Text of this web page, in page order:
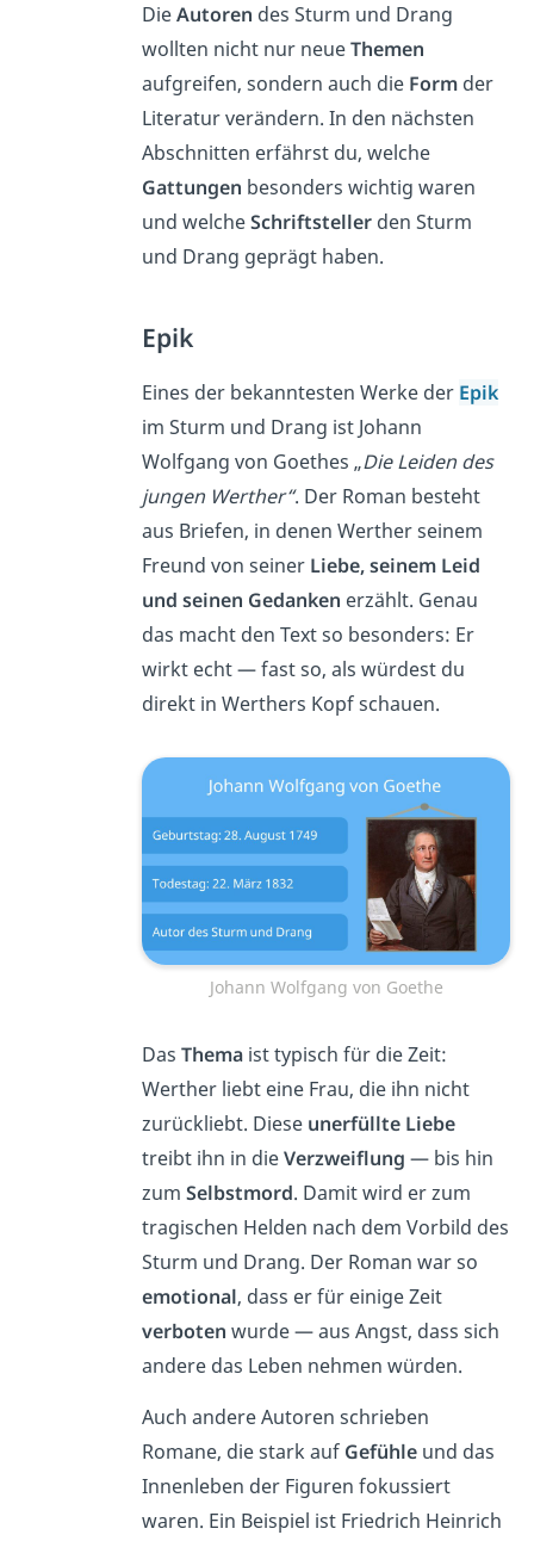
DieAutoren des Sturm und Drang
wollten nicht nur neueThemen
aufgreifen, sondern auch die Form der
Literatur verändern. In den nächsten
Abschnitten erfährst du, welche
Gattungen besonders wichtig waren
und welcheSchriftsteller den Sturm
und Drang geprägt haben.
Epik
Eines der bekanntesten Werke der Epik
im Sturm und Drang ist Johann
Wolfgang von Goethes „Die Leiden des
jungen Werther“. Der Roman besteht
aus Briefen, in denen Werther seinem
Freund von seiner Liebe, seinem Leid
und seinen Gedanken erzählt. Genau
das macht den Text so besonders: Er
wirkt echt — fast so, als würdest du
direkt in Werthers Kopf schauen.
Johann Wolfgang von Goethe
DasThema ist typisch für die Zeit:
Werther liebt eine Frau, die ihn nicht
zurückliebt. Diese unerfüllte Liebe
treibt ihn in dieVerzweiflung — bis hin
zumSelbstmord. Damit wird er zum
tragischen Helden nach dem Vorbild des
Sturm und Drang. Der Roman war so
emotional, dass er für einige Zeit
verboten wurde — aus Angst, dass sich
andere das Leben nehmen würden.
Auch andere Autoren schrieben
Romane, die stark auf Gefühle und das
Innenleben der Figuren fokussiert
waren. Ein Beispiel ist Friedrich Heinrich